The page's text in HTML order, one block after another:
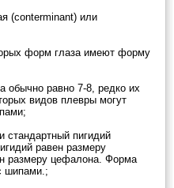
(conterminant) или
форм глаза имеют форму
обычно равно 7-8, редко их
видов плевры могут
стандартный пигидий
равен размеру
размеру цефалона. Форма
шипами.;